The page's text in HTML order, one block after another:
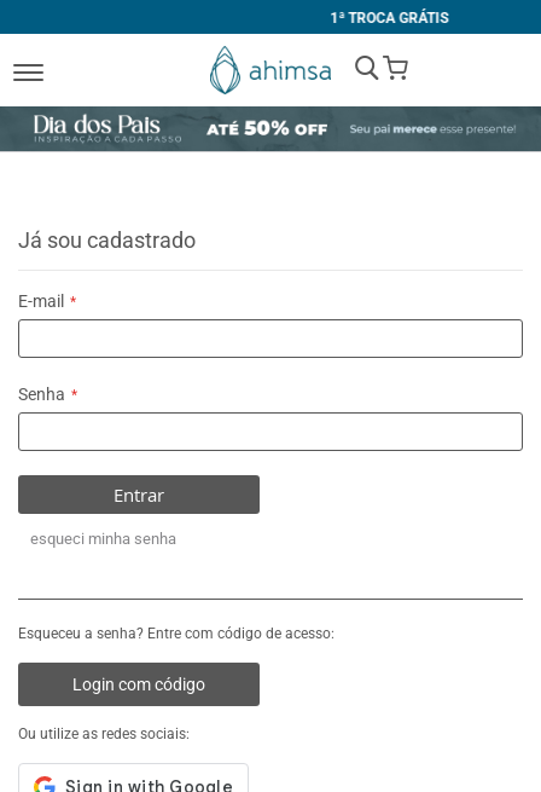
1ª TROCA GRÁTIS
My Cart
Já sou cadastrado
E-mail
Senha
Entrar
esqueci minha senha
Esqueceu a senha? Entre com código de acesso:
Login com código
Ou utilize as redes sociais: